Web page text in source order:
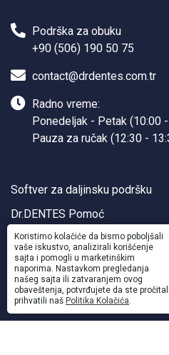
Podrška za obuku
+90 (506) 190 50 75
contact@drdentes.com.tr
Radno vreme:
Ponedeljak - Petak (10:00
Pauza za ručak (12:30 -
Softver za daljinsku podršku
Dr.DENTES Pomoć
Dr.DENTES API
Politike kvaliteta i bezbednosti
Upotreba i zaštita ličnih
Koristimo kolačiće da bismo poboljšali
vaše iskustvo, analizirali korišćenje
sajta i pomogli u marketinškim
naporima. Nastavkom pregledanja
našeg sajta ili zatvaranjem ovog
obaveštenja, potvrđujete da ste
prihvatili naš Politika Kolačića.